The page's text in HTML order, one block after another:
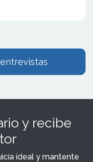
y recibe
ideal y mantente